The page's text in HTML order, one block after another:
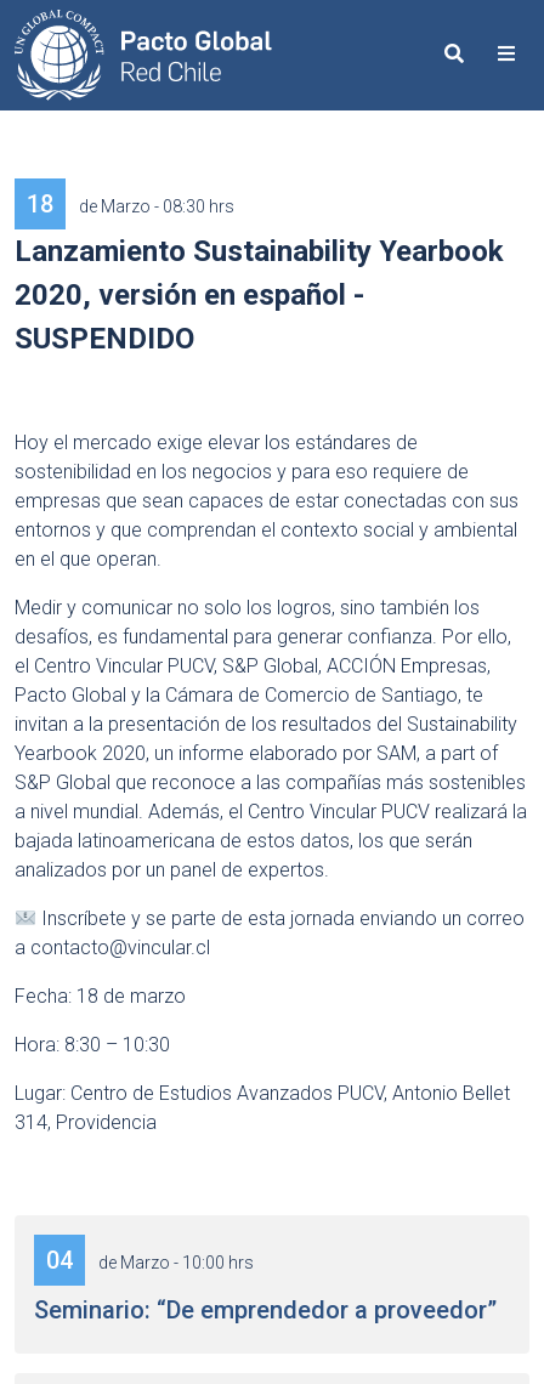
Search
18 de Marzo - 08:30 hrs
Lanzamiento Sustainability Yearbook
2020, versión en español -
SUSPENDIDO
Hoy el mercado exige elevar los estándares de
sostenibilidad en los negocios y para eso requiere de
empresas que sean capaces de estar conectadas con sus
entornos y que comprendan el contexto social y ambiental
en el que operan.
Medir y comunicar no solo los logros, sino también los
desafíos, es fundamental para generar confianza. Por ello,
el Centro Vincular PUCV, S&P Global, ACCIÓN Empresas,
Pacto Global y la Cámara de Comercio de Santiago, te
invitan a la presentación de los resultados del Sustainability
Yearbook 2020, un informe elaborado por SAM, a part of
S&P Global que reconoce a las compañías más sostenibles
a nivel mundial. Además, el Centro Vincular PUCV realizará la
bajada latinoamericana de estos datos, los que serán
analizados por un panel de expertos.
Inscríbete y se parte de esta jornada enviando un correo
a contacto@vincular.cl
Fecha: 18 de marzo
Hora: 8:30 – 10:30
Lugar: Centro de Estudios Avanzados PUCV, Antonio Bellet
314, Providencia
04 de Marzo - 10:00 hrs
Seminario: “De emprendedor a proveedor”